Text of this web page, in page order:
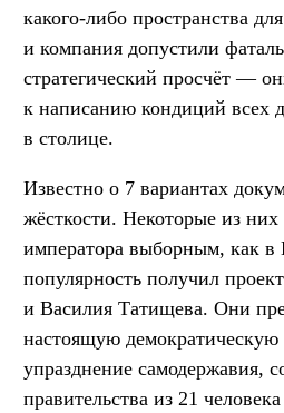
какого-либо пространства
и компания допустили
стратегический просчёт —
к написанию кондиций всех
в столице.
Известно о 7 вариантах
жёсткости. Некоторые из них
императора выборным, как
популярность получил
и Василия Татищева. Они
настоящую
упразднение самодержавия,
правительства из 21